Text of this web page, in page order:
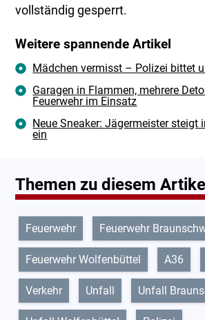
vollständig gesperrt.
Weitere spannende Artikel
Mädchen vermisst – Polizei bittet
Garagen in Flammen, mehrere
Feuerwehr im Einsatz
Neue Sneaker: Jägermeister steigt
ein
Themen zu diesem Artikel
Feuerwehr Feuerwehr
Feuerwehr Wolfenbüttel A36
Verkehr Unfall Unfall